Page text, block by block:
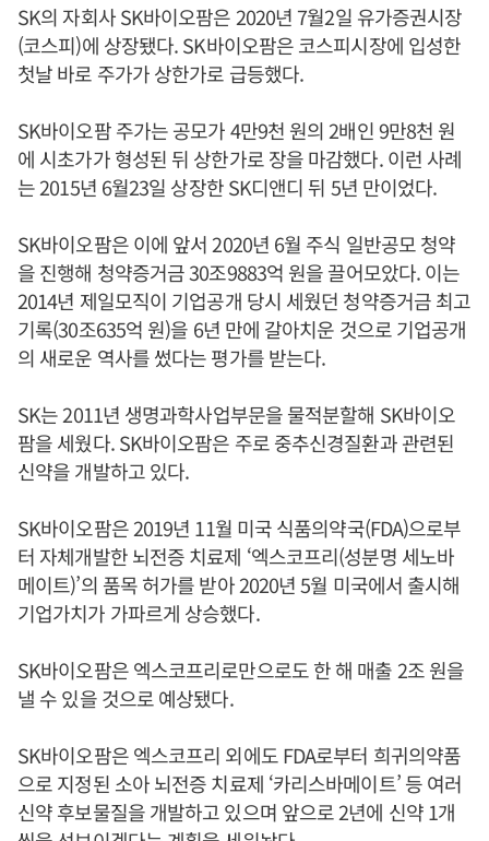
SK의 자회사 SK바이오팜은 2020년 7월2일 유가증권시장
(코스피)에 상장됐다. SK바이오팜은 코스피시장에 입성한
첫날 바로 주가가 상한가로 급등했다.
SK바이오팜 주가는 공모가 4만9천 원의 2배인 9만8천 원
에 시초가가 형성된 뒤 상한가로 장을 마감했다. 이런 사례
는 2015년 6월23일 상장한 SK디앤디 뒤 5년 만이었다.
SK바이오팜은 이에 앞서 2020년 6월 주식 일반공모 청약
을 진행해 청약증거금 30조9883억 원을 끌어모았다. 이는
2014년 제일모직이 기업공개 당시 세웠던 청약증거금 최고
기록(30조635억 원)을 6년 만에 갈아치운 것으로 기업공개
의 새로운 역사를 썼다는 평가를 받는다.
SK는 2011년 생명과학사업부문을 물적분할해 SK바이오
팜을 세웠다. SK바이오팜은 주로 중추신경질환과 관련된
신약을 개발하고 있다.
SK바이오팜은 2019년 11월 미국 식품의약국(FDA)으로부
터 자체개발한 뇌전증 치료제 ‘엑스코프리(성분명 세노바
메이트)’의 품목 허가를 받아 2020년 5월 미국에서 출시해
기업가치가 가파르게 상승했다.
SK바이오팜은 엑스코프리로만으로도 한 해 매출 2조 원을
낼 수 있을 것으로 예상됐다.
SK바이오팜은 엑스코프리 외에도 FDA로부터 희귀의약품
으로 지정된 소아 뇌전증 치료제 ‘카리스바메이트’ 등 여러
신약 후보물질을 개발하고 있으며 앞으로 2년에 신약 1개